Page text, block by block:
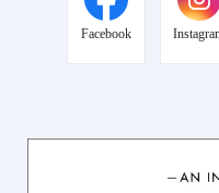
Facebook